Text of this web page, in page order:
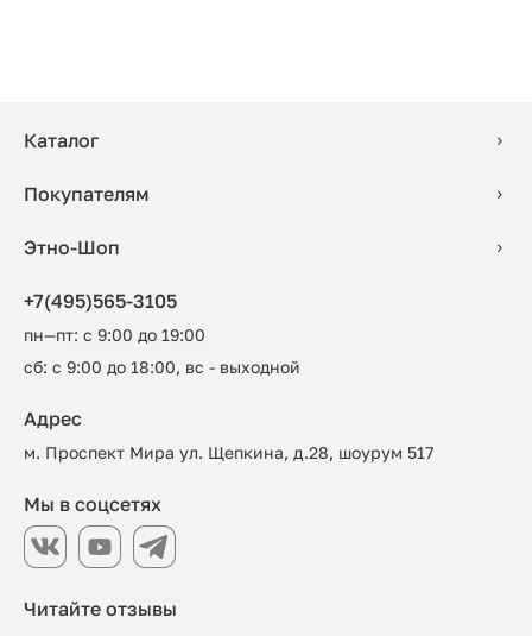
Каталог
Покупателям
Этно-Шоп
+7(495)565-3105
пн—пт: с 9:00 до 19:00
сб: с 9:00 до 18:00, вс - выходной
Читайте отзывы
Адрес
м. Проспект Мира ул. Щепкина, д.28, шоурум 517
Мы в соцсетях